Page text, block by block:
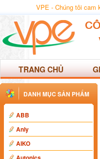
VPE - Chúng tôi cam
TRANG CHỦ
DANH MỤC SẢN PHẨM
ABB
Anly
AIKO